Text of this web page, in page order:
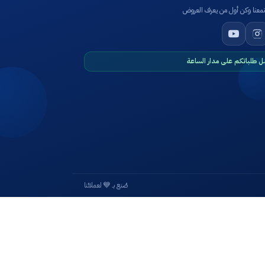
وكن أول من يعرف العروض
طلباتكم على مدار الساعة
صُنع بـ💙 لعملائنا